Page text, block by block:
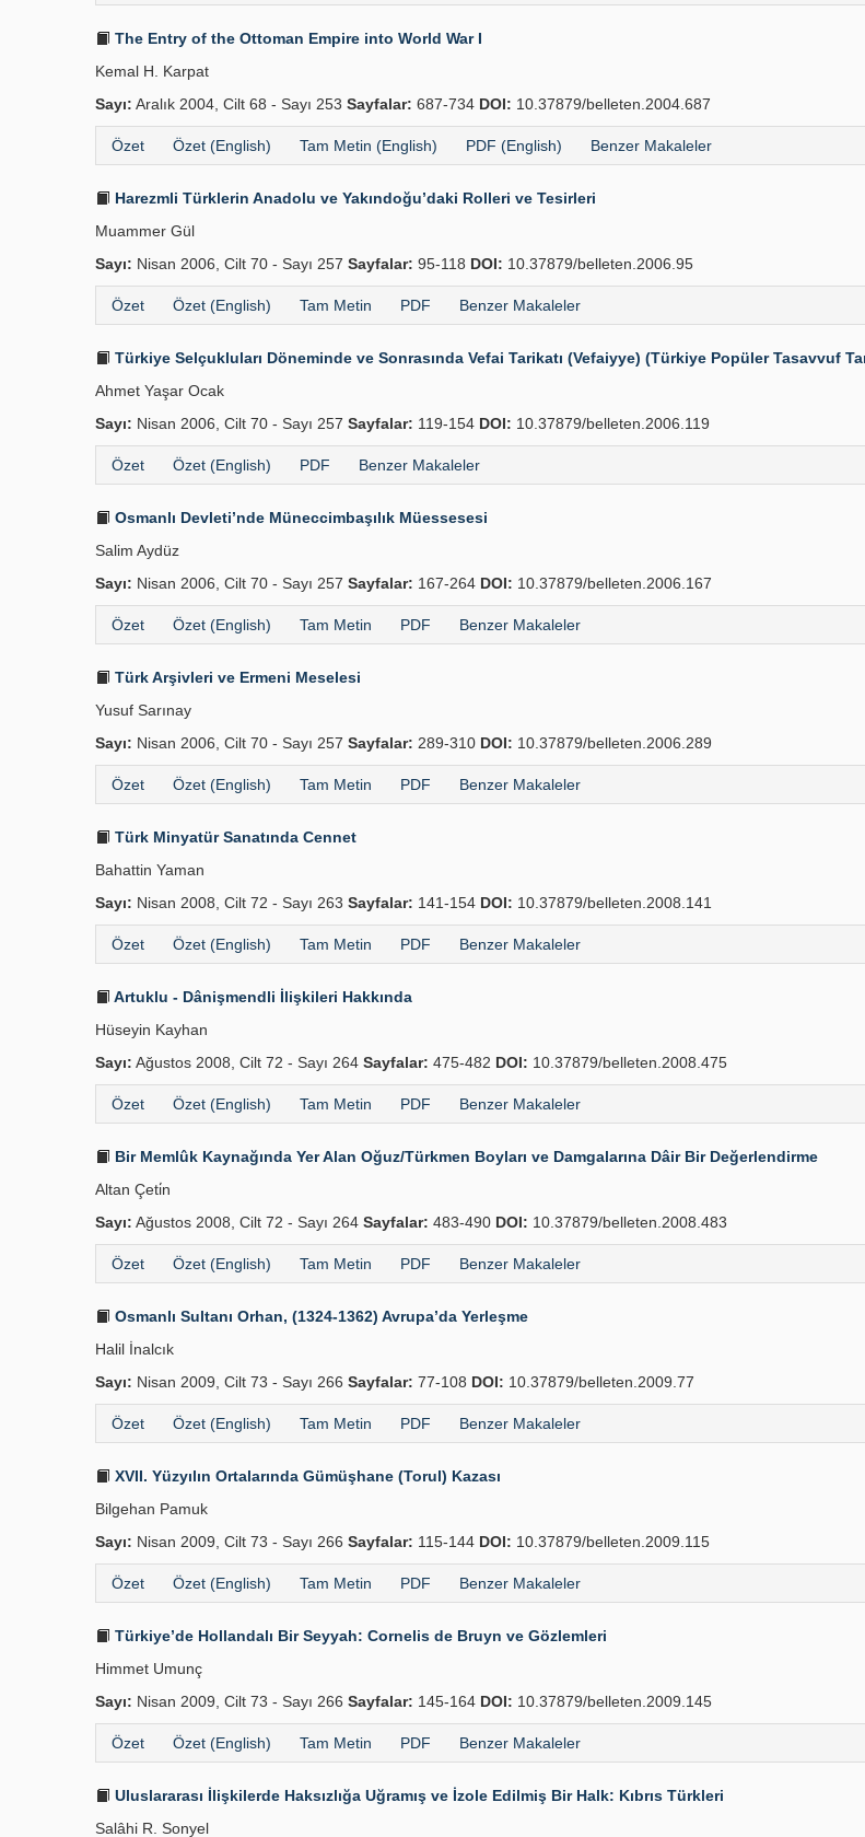
The Entry of the Ottoman Empire into World War I
Kemal H. Karpat
Sayı: Aralık 2004, Cilt 68 - Sayı 253 Sayfalar: 687-734 DOI: 10.37879/belleten.2004.687
Özet Özet (English) Tam Metin (English) PDF (English) Benzer Makaleler
Harezmli Türklerin Anadolu ve Yakındoğu’daki Rolleri ve Tesirleri
Muammer Gül
Sayı: Nisan 2006, Cilt 70 - Sayı 257 Sayfalar: 95-118 DOI: 10.37879/belleten.2006.95
Özet Özet (English) Tam Metin PDF Benzer Makaleler
Türkiye Selçukluları Döneminde ve Sonrasında Vefai Tarikatı (Vefaiyye) (Türkiye Popüler Tasavvuf
Ahmet Yaşar Ocak
Sayı: Nisan 2006, Cilt 70 - Sayı 257 Sayfalar: 119-154 DOI: 10.37879/belleten.2006.119
Özet Özet (English) PDF Benzer Makaleler
Osmanlı Devleti’nde Müneccimbaşılık Müessesesi
Salim Aydüz
Sayı: Nisan 2006, Cilt 70 - Sayı 257 Sayfalar: 167-264 DOI: 10.37879/belleten.2006.167
Özet Özet (English) Tam Metin PDF Benzer Makaleler
Türk Arşivleri ve Ermeni Meselesi
Yusuf Sarınay
Sayı: Nisan 2006, Cilt 70 - Sayı 257 Sayfalar: 289-310 DOI: 10.37879/belleten.2006.289
Özet Özet (English) Tam Metin PDF Benzer Makaleler
Türk Minyatür Sanatında Cennet
Bahattin Yaman
Sayı: Nisan 2008, Cilt 72 - Sayı 263 Sayfalar: 141-154 DOI: 10.37879/belleten.2008.141
Özet Özet (English) Tam Metin PDF Benzer Makaleler
Artuklu - Dânişmendli İlişkileri Hakkında
Hüseyin Kayhan
Sayı: Ağustos 2008, Cilt 72 - Sayı 264 Sayfalar: 475-482 DOI: 10.37879/belleten.2008.475
Özet Özet (English) Tam Metin PDF Benzer Makaleler
Bir Memlûk Kaynağında Yer Alan Oğuz/Türkmen Boyları ve Damgalarına Dâir Bir Değerlendirme
Altan Çeti̇n
Sayı: Ağustos 2008, Cilt 72 - Sayı 264 Sayfalar: 483-490 DOI: 10.37879/belleten.2008.483
Özet Özet (English) Tam Metin PDF Benzer Makaleler
Osmanlı Sultanı Orhan, (1324-1362) Avrupa’da Yerleşme
Halil İnalcık
Sayı: Nisan 2009, Cilt 73 - Sayı 266 Sayfalar: 77-108 DOI: 10.37879/belleten.2009.77
Özet Özet (English) Tam Metin PDF Benzer Makaleler
XVII. Yüzyılın Ortalarında Gümüşhane (Torul) Kazası
Bilgehan Pamuk
Sayı: Nisan 2009, Cilt 73 - Sayı 266 Sayfalar: 115-144 DOI: 10.37879/belleten.2009.115
Özet Özet (English) Tam Metin PDF Benzer Makaleler
Türkiye’de Hollandalı Bir Seyyah: Cornelis de Bruyn ve Gözlemleri
Himmet Umunç
Sayı: Nisan 2009, Cilt 73 - Sayı 266 Sayfalar: 145-164 DOI: 10.37879/belleten.2009.145
Özet Özet (English) Tam Metin PDF Benzer Makaleler
Uluslararası İlişkilerde Haksızlığa Uğramış ve İzole Edilmiş Bir Halk: Kıbrıs Türkleri
Salâhi R. Sonyel